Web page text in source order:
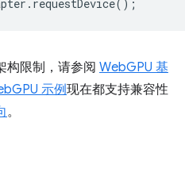
. requestDevice();
构限制，请参阅 WebGPU 基
示例现在都支持兼容性
。